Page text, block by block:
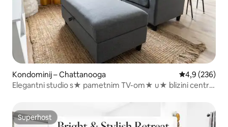
Kondominij – Chattanooga Prosječna
4,9 (236)
Elegantni studio s★ pametnim TV-om★ u★ blizini centra
Superhost
Superhost